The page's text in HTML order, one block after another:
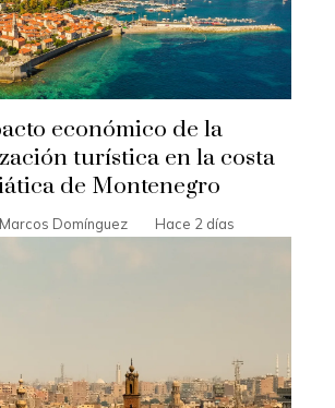
económico de la
turística en la costa
de Montenegro
Domínguez Hace 2 días